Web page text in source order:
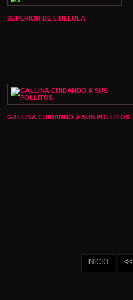
SUPERIOR DE LIBÉLULA
GALLINA CUIDANDO A SUS POLLITOS
INICIO <<